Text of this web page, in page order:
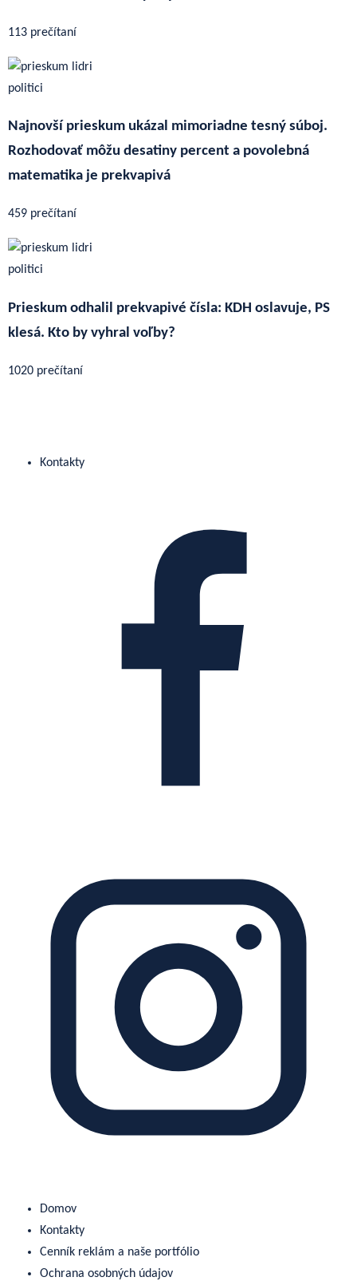
113 prečítaní
Najnovší prieskum ukázal mimoriadne tesný súboj.
Rozhodovať môžu desatiny percent a povolebná
matematika je prekvapivá
459 prečítaní
Prieskum odhalil prekvapivé čísla: KDH oslavuje, PS
klesá. Kto by vyhral voľby?
1020 prečítaní
Kontakty
Domov
Kontakty
Cenník reklám a naše portfólio
Ochrana osobných údajov